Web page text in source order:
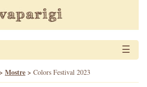
☰
> Mostre > Colors Festival 2023